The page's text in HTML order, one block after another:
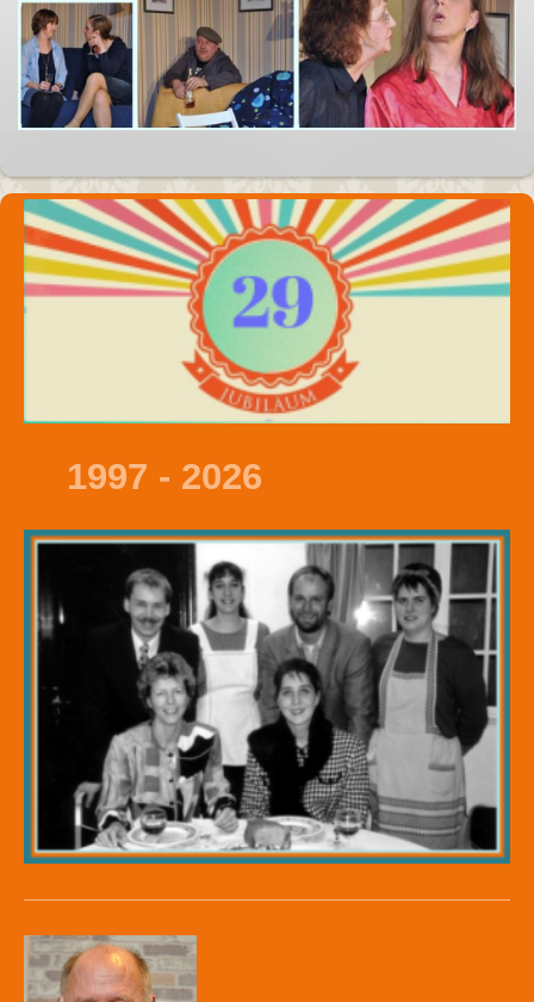
1997 - 2026